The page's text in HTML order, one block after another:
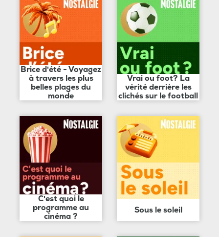
Brice d'été - Voyagez
à travers les plus
belles plages du
monde
Vrai ou foot? La
vérité derrière les
clichés sur le football
C'est quoi le
programme au
cinéma ?
Sous le soleil